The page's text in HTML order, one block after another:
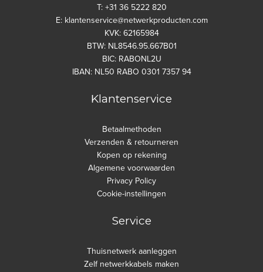
T: +31 36 5222 820
E: klantenservice@netwerkproducten.com
KVK: 62165984
BTW: NL8546.95.667B01
BIC: RABONL2U
IBAN: NL50 RABO 0301 7357 94
Klantenservice
Betaalmethoden
Verzenden & retourneren
Kopen op rekening
Algemene voorwaarden
Privacy Policy
Cookie-instellingen
Service
Thuisnetwerk aanleggen
Zelf netwerkkabels maken